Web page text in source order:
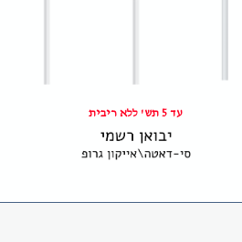
עד 5 תש' ללא ריבית